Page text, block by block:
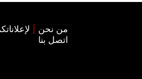
من نحن
اتصل بنا